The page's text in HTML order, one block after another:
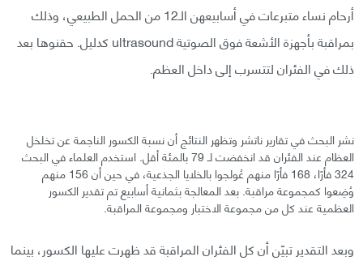
أرحام نساء متبرعات في أسابيعهن الـ12 من الحمل الطبيعي، وذلك
بمراقبة بأجهزة الأشعة فوق الصوتية ultrasound كدليل. حقنوها بعد
ذلك في الفئران لتتسرب إلى داخل العظم.
نشر البحث في تقارير ناتشر وتظهر النتائج أن نسبة الكسور الناجمة عن تخلخل
العظام عند الفئران قد انخفضت لـ 79 بالمئة أقل. استخدم العلماء في البحث
324 فأرًا، 168 فأرًا منهم عُولجوا بالخلايا الجذعية، في حين أن 156 منهم
وُضِعوا كمجموعة مراقبة. بعد المعالجة بثمانية أسابيع تم تقدير الكسور
العظمية عند كل من مجموعة الاختبار ومجموعة المراقبة.
وبعد التقدير تبيّن أن كل الفئران المراقبة قد ظهرت عليها الكسور، بينما